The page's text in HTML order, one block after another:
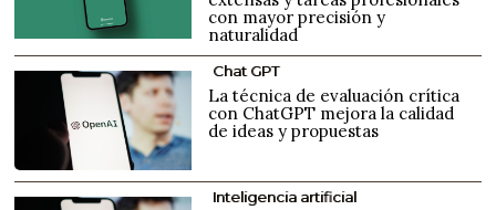
con mayor precisión y
naturalidad
Chat GPT
La técnica de evaluación crítica
con ChatGPT mejora la calidad
de ideas y propuestas
Inteligencia artificial